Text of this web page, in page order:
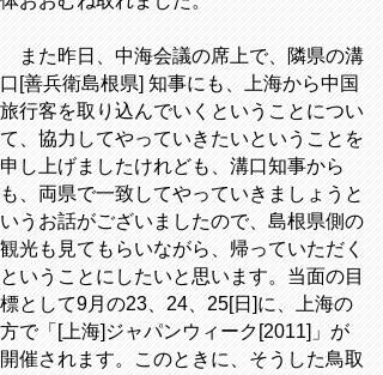
また昨日、中海会議の席上で、隣県の溝
口[善兵衛島根県] 知事にも、上海から中国
旅行客を取り込んでいくということについ
て、協力してやっていきたいということを
申し上げましたけれども、溝口知事から
も、両県で一致してやっていきましょうと
いうお話がございましたので、島根県側の
観光も見てもらいながら、帰っていただく
ということにしたいと思います。当面の目
標として9月の23、24、25[日]に、上海の
方で「[上海]ジャパンウィーク[2011]」が
開催されます。このときに、そうした鳥取